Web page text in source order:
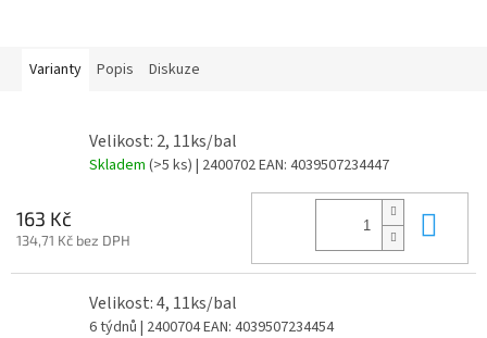
Varianty Popis Diskuze
Velikost: 2, 11ks/bal
Skladem (>5 ks) | 2400702EAN: 4039507234447
163 Kč
134,71 Kč bez DPH
Velikost: 4, 11ks/bal
6 týdnů | 2400704EAN: 4039507234454